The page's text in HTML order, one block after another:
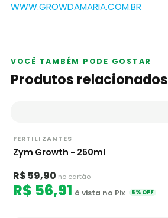
WWW.GROWDAMARIA.COM.BR
VOCÊ TAMBÉM PODE GOSTAR
Produtos relacionados
FERTILIZANTES
Zym Growth - 250ml
R$ 59,90 no cartão
R$ 56,91 à vista no Pix 5% OFF